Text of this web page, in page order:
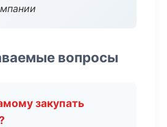
вопросы
закупать